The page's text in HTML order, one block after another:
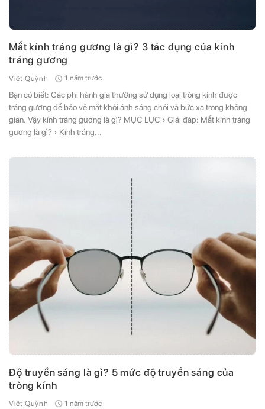
Mắt kính tráng gương là gì? 3 tác dụng của kính
tráng gương
Việt Quỳnh 1 năm trước
Bạn có biết: Các phi hành gia thường sử dụng loại tròng kính được
tráng gương để bảo vệ mắt khỏi ánh sáng chói và bức xạ trong không
gian. Vậy kính tráng gương là gì? MỤC LỤC › Giải đáp: Mắt kính tráng
gương là gì? › Kính tráng...
Độ truyền sáng là gì? 5 mức độ truyền sáng của
tròng kính
Việt Quỳnh 1 năm trước